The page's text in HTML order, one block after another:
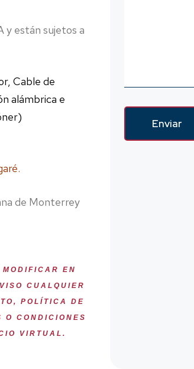
y están sujetos a
Cable de
alámbrica e
de Monterrey
EN
CUALQUIER
POLÍTICA DE
O CONDICIONES
VIRTUAL.
Enviar